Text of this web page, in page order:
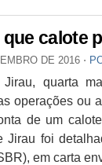
calote
DE 2016 ⋅
quarta
operações ou
de um
Jirau foi
em carta